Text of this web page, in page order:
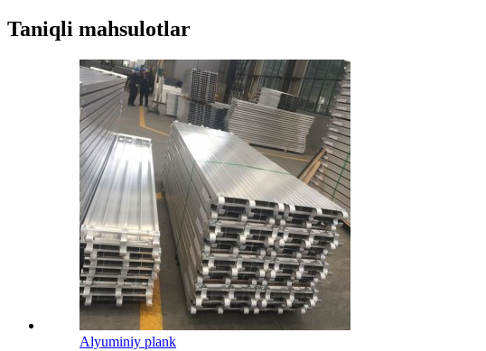
Taniqli mahsulotlar
Alyuminiy plank